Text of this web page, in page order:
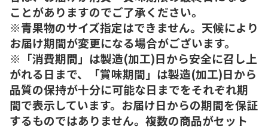
ことがありますのでご了承ください。
※青果物のサイズ指定はできません。天候により
お届け期間が変更になる場合がございます。
※「消費期間」は製造(加工)日から安全に召し上
がれる日まで、「賞味期間」は製造(加工)日から
品質の保持が十分に可能な日までをそれぞれ期
間で表示しています。お届け日からの期間を保証
するものではありません。複数の商品がセット